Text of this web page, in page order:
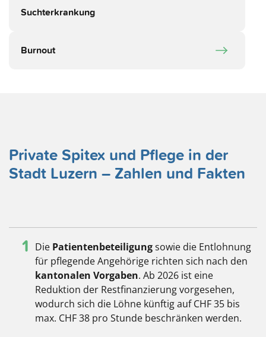
Suchterkrankung
Burnout
Private Spitex und Pflege in der
Stadt Luzern – Zahlen und Fakten
1 Die Patientenbeteiligungsowie die Entlohnung
für pflegende Angehörige richten sich nach den
kantonalen Vorgaben. Ab 2026 ist eine
Reduktion der Restfinanzierung vorgesehen,
wodurch sich die Löhne künftig auf CHF 35 bis
max. CHF 38 pro Stunde beschränken werden.